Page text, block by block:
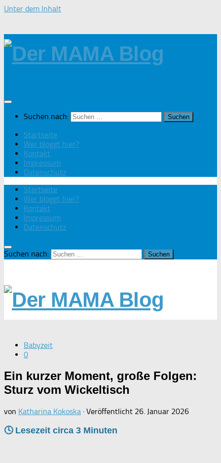
Unter dem Inhalt
Suchen nach:
Startseite
Wer bloggt hier?
Kontakt
Impressum
Datenschutz
Startseite
Wer bloggt hier?
Kontakt
Impressum
Datenschutz
Suchen nach:
Babyzeit
0
Ein kurzer Moment, große Folgen:
Sturz vom Wickeltisch
von Katharina Kokoska · Veröffentlicht 26. Januar 2026
🕓 Lesezeit circa 3 Minuten